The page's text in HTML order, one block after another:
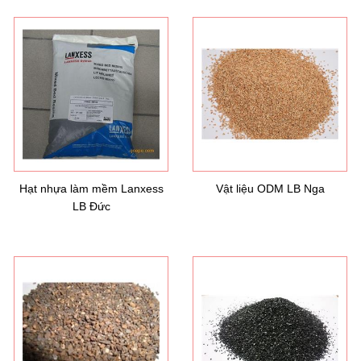
Hạt nhựa làm mềm Lanxess
LB Đức
Vật liệu ODM LB Nga